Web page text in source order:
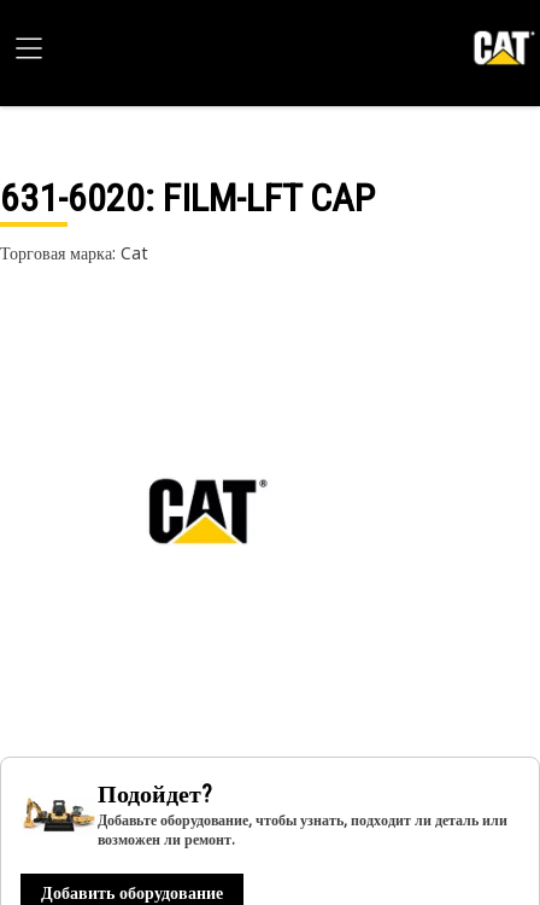
631-6020: FILM-LFT CAP
Торговая марка: Cat
Подойдет?
Добавьте оборудование, чтобы узнать, подходит ли деталь или
возможен ли ремонт.
Добавить оборудование